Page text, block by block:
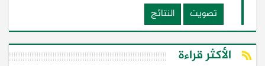
تصويت
النتائج
الأكثر قراءة